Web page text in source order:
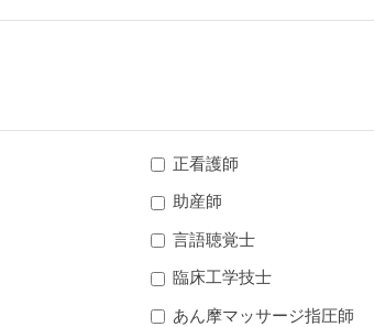
正看護師
助産師
言語聴覚士
臨床工学技士
あん摩マッサージ指圧師